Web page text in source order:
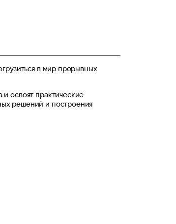
в мир прорывных
освоят практические
решений и построения